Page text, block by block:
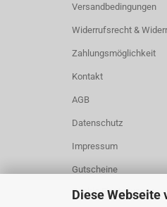
Diese Webseite
Versandbedingungen
Widerrufsrecht &
Zahlungsmöglichkeit
Kontakt
AGB
Datenschutz
Impressum
Gutscheine
Cookie Einstellungen